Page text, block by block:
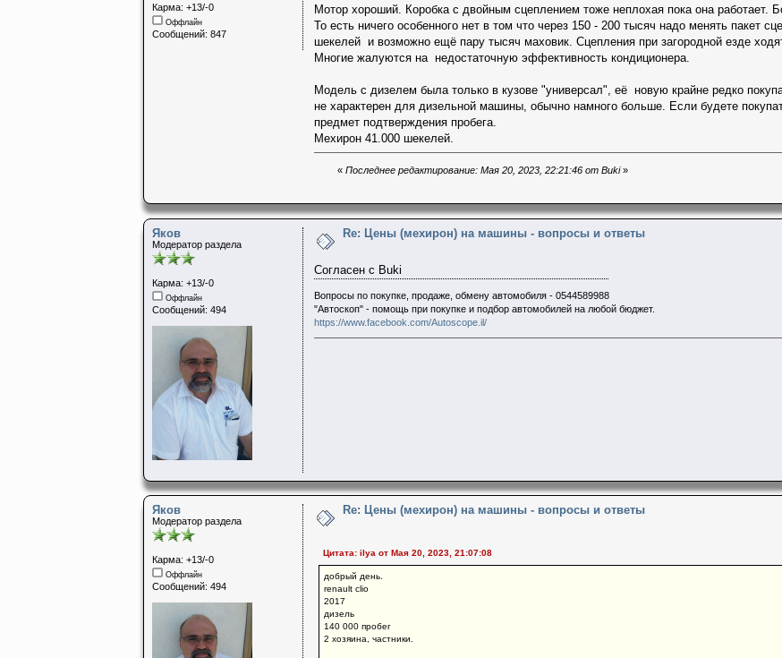
Карма: +13/-0
Оффлайн
Сообщений: 847
Мотор хороший. Коробка с двойным сцеплением тоже неплохая пока она работает.
То есть ничего особенного нет в том что через 150 - 200 тысяч надо менять пакет
шекелей и возможно ещё пару тысяч маховик. Сцепления при загородной езде
Многие жалуются на недостаточную эффективность кондиционера.
Модель с дизелем была только в кузове "универсал", её новую крайне редко
не характерен для дизельной машины, обычно намного больше. Если будете
предмет подтверждения пробега.
Мехирон 41.000 шекелей.
« Последнее редактирование: Мая 20, 2023, 22:21:46 от Buki»
Яков
Модератор раздела
Карма: +13/-0
Оффлайн
Сообщений: 494
Re: Цены (мехирон) на машины - вопросы и ответы
Согласен с Buki
Вопросы по покупке, продаже, обмену автомобиля - 0544589988
"Автоскоп" - помощь при покупке и подбор автомобилей на любой бюджет.
https://www.facebook.com/Autoscope.il/
Яков
Модератор раздела
Карма: +13/-0
Оффлайн
Сообщений: 494
Re: Цены (мехирон) на машины - вопросы и ответы
Цитата: ilya от Мая 20, 2023, 21:07:08
добрый день.
renault clio
2017
дизель
140 000 пробег
2 хозяина, частники.